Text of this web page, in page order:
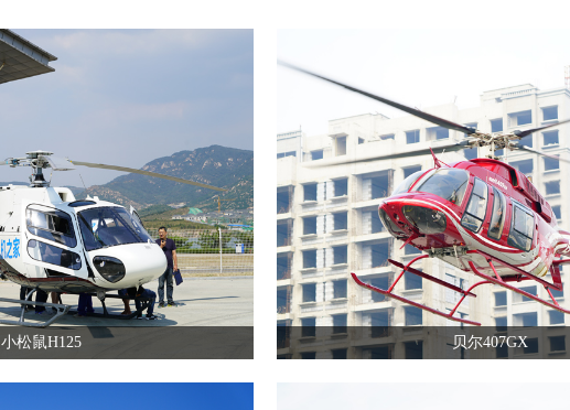
小松鼠H125 贝尔407GX